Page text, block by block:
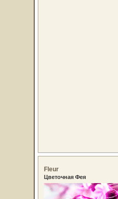
Fleur
Цветочная Фея